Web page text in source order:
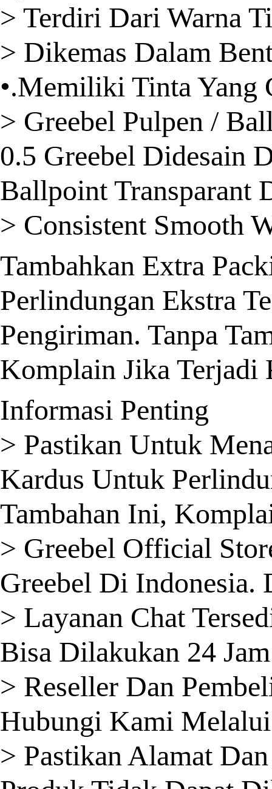
> Terdiri Dari Warna
> Dikemas Dalam
•.Memiliki Tinta Yang
> Greebel Pulpen /
0.5 Greebel Didesain
Ballpoint Transparant
> Consistent Smooth
Tambahkan Extra
Perlindungan Ekstra
Pengiriman. Tanpa
Komplain Jika Terjadi
Informasi Penting
> Pastikan Untuk
Kardus Untuk
Tambahan Ini,
> Greebel Official
Greebel Di
> Layanan Chat
Bisa Dilakukan 24
> Reseller Dan
Hubungi Kami
> Pastikan Alamat